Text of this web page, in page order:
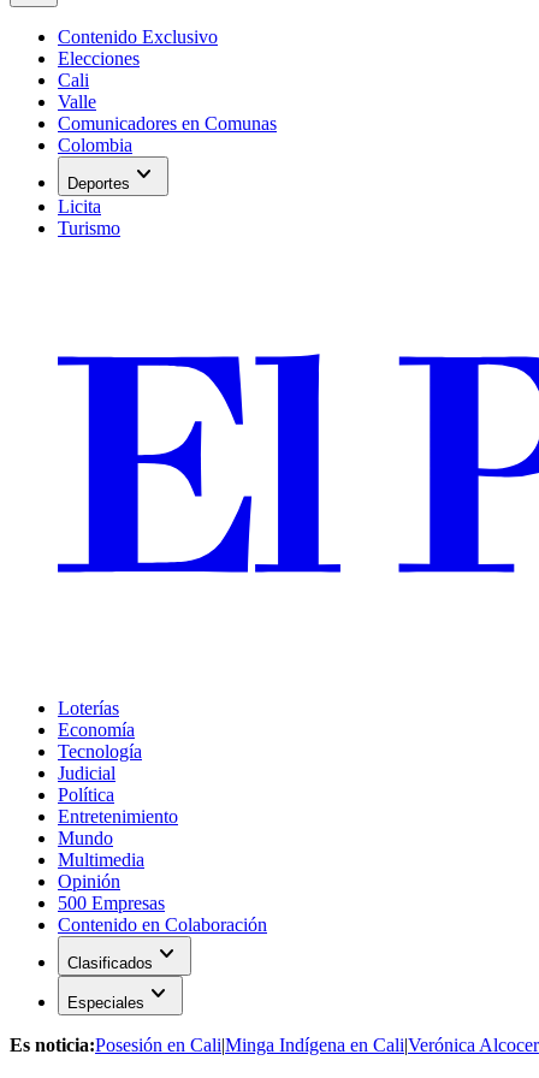
Contenido Exclusivo
Elecciones
Cali
Valle
Comunicadores en Comunas
Colombia
Deportes expand_more
Licita
Turismo
Loterías
Economía
Tecnología
Judicial
Política
Entretenimiento
Mundo
Multimedia
Opinión
500 Empresas
Contenido en Colaboración
Clasificados expand_more
Especiales expand_more
Es noticia:Posesión en Cali|Minga Indígena en Cali|Verónica Alcocer